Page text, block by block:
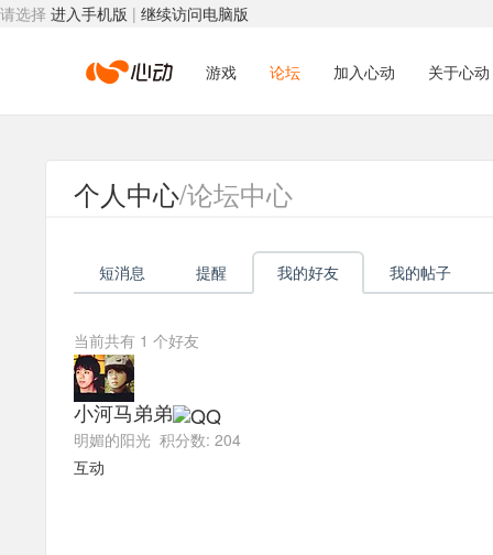
请选择 进入手机版 | 继续访问电脑版
心
动
络
游戏 论坛 加入心动 关于心动
个人中心/论坛中心
短消息 提醒 我的好友 我的帖子
当前共有 1 个好友
小河马弟弟
明媚的阳光 积分数: 204
互动